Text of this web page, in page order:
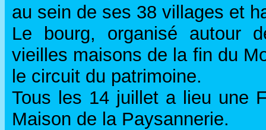
au sein de ses 38 villages et
Le bourg, organisé autour
vieilles maisons de la fin du
le circuit du patrimoine.
Tous les 14 juillet a lieu une
Maison de la Paysannerie.